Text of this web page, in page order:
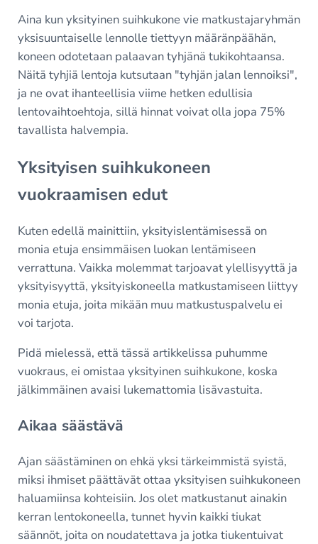
Aina kun yksityinen suihkukone vie matkustajaryhmän
yksisuuntaiselle lennolle tiettyyn määränpäähän,
koneen odotetaan palaavan tyhjänä tukikohtaansa.
Näitä tyhjiä lentoja kutsutaan "tyhjän jalan lennoiksi",
ja ne ovat ihanteellisia viime hetken edullisia
lentovaihtoehtoja, sillä hinnat voivat olla jopa 75%
tavallista halvempia.
Yksityisen suihkukoneen
vuokraamisen edut
Kuten edellä mainittiin, yksityislentämisessä on
monia etuja ensimmäisen luokan lentämiseen
verrattuna. Vaikka molemmat tarjoavat ylellisyyttä ja
yksityisyyttä, yksityiskoneella matkustamiseen liittyy
monia etuja, joita mikään muu matkustuspalvelu ei
voi tarjota.
Pidä mielessä, että tässä artikkelissa puhumme
vuokraus, ei omistaa yksityinen suihkukone, koska
jälkimmäinen avaisi lukemattomia lisävastuita.
Aikaa säästävä
Ajan säästäminen on ehkä yksi tärkeimmistä syistä,
miksi ihmiset päättävät ottaa yksityisen suihkukoneen
haluamiinsa kohteisiin. Jos olet matkustanut ainakin
kerran lentokoneella, tunnet hyvin kaikki tiukat
säännöt, joita on noudatettava ja jotka tiukentuivat